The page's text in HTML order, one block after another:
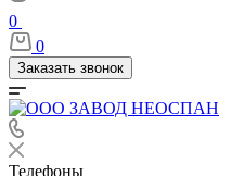
0
0
Заказать звонок
Телефоны